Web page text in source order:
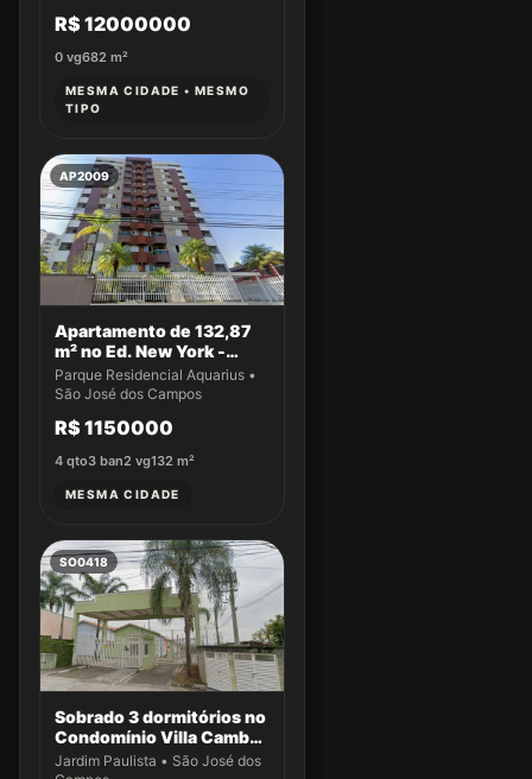
R$ 12000000
0 vg682 m²
MESMA CIDADE • MESMO
TIPO
AP2009
Apartamento de 132,87
m² no Ed. New York -
Apto 14
Parque Residencial Aquarius •
São José dos Campos
R$ 1150000
4 qto3 ban2 vg132 m²
MESMA CIDADE
SO0418
Sobrado 3 dormitórios no
Condomínio Villa Cambuí
- Casa 033
Jardim Paulista • São José dos